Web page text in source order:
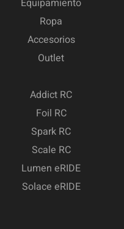
Ropa
Accesorios
Outlet
Addict RC
Foil RC
Spark RC
Scale RC
Lumen eRIDE
Solace eRIDE